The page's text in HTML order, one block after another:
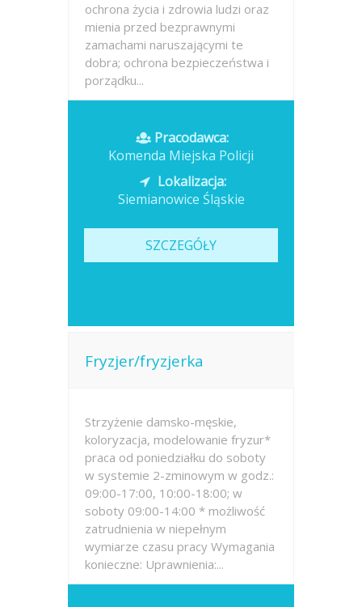
ochrona życia i zdrowia ludzi oraz
mienia przed bezprawnymi
zamachami naruszającymi te
dobra; ochrona bezpieczeństwa i
porządku...
Pracodawca:
Komenda Miejska Policji
Lokalizacja:
Siemianowice Śląskie
SZCZEGÓŁY
Fryzjer/fryzjerka
Strzyżenie damsko-męskie,
koloryzacja, modelowanie fryzur*
praca od poniedziałku do soboty
w systemie 2-zminowym w godz.:
09:00-17:00, 10:00-18:00; w
soboty 09:00-14:00 * możliwość
zatrudnienia w niepełnym
wymiarze czasu pracy Wymagania
konieczne: Uprawnienia:...